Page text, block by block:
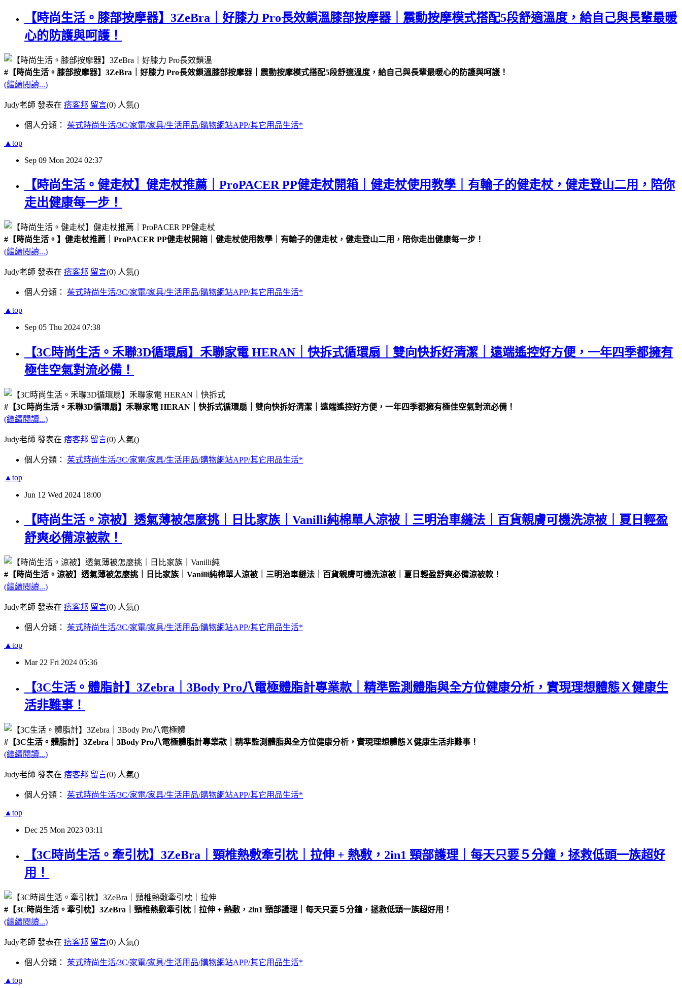
【時尚生活。膝部按摩器】3ZeBra｜好膝力 Pro長效鎖溫膝部按摩器｜震動按摩模式搭配5段舒適溫度，給自己與長輩最暖
心的防護與呵護！
#【時尚生活。膝部按摩器】3ZeBra｜好膝力 Pro長效鎖溫膝部按摩器｜震動按摩模式搭配5段舒適溫度，給自己與長輩最暖心的防護與呵護！
(繼續閱讀...)
Judy老師 發表在 痞客邦 留言(0) 人氣()
個人分類： 茱式時尚生活/3C/家電/家具/生活用品/購物網站APP/其它用品生活*
▲top
Sep 09 Mon 2024 02:37
【時尚生活。健走杖】健走杖推薦｜ProPACER PP健走杖開箱｜健走杖使用教學｜有輪子的健走杖，健走登山二用，陪你
走出健康每一步！
#【時尚生活。】健走杖推薦｜ProPACER PP健走杖開箱｜健走杖使用教學｜有輪子的健走杖，健走登山二用，陪你走出健康每一步！
(繼續閱讀...)
Judy老師 發表在 痞客邦 留言(0) 人氣()
個人分類： 茱式時尚生活/3C/家電/家具/生活用品/購物網站APP/其它用品生活*
▲top
Sep 05 Thu 2024 07:38
【3C時尚生活。禾聯3D循環扇】禾聯家電 HERAN｜快拆式循環扇｜雙向快拆好清潔｜遠端遙控好方便，一年四季都擁有
極佳空氣對流必備！
#【3C時尚生活。禾聯3D循環扇】禾聯家電 HERAN｜快拆式循環扇｜雙向快拆好清潔｜遠端遙控好方便，一年四季都擁有極佳空氣對流必備！
(繼續閱讀...)
Judy老師 發表在 痞客邦 留言(0) 人氣()
個人分類： 茱式時尚生活/3C/家電/家具/生活用品/購物網站APP/其它用品生活*
▲top
Jun 12 Wed 2024 18:00
【時尚生活。涼被】透氣薄被怎麼挑｜日比家族｜Vanilli純棉單人涼被｜三明治車縫法｜百貨親膚可機洗涼被｜夏日輕盈
舒爽必備涼被款！
#【時尚生活。涼被】透氣薄被怎麼挑｜日比家族｜Vanilli純棉單人涼被｜三明治車縫法｜百貨親膚可機洗涼被｜夏日輕盈舒爽必備涼被款！
(繼續閱讀...)
Judy老師 發表在 痞客邦 留言(0) 人氣()
個人分類： 茱式時尚生活/3C/家電/家具/生活用品/購物網站APP/其它用品生活*
▲top
Mar 22 Fri 2024 05:36
【3C生活。體脂計】3Zebra｜3Body Pro八電極體脂計專業款｜精準監測體脂與全方位健康分析，實現理想體態Ｘ健康生
活非難事！
#【3C生活。體脂計】3Zebra｜3Body Pro八電極體脂計專業款｜精準監測體脂與全方位健康分析，實現理想體態Ｘ健康生活非難事！
(繼續閱讀...)
Judy老師 發表在 痞客邦 留言(0) 人氣()
個人分類： 茱式時尚生活/3C/家電/家具/生活用品/購物網站APP/其它用品生活*
▲top
Dec 25 Mon 2023 03:11
【3C時尚生活。牽引枕】3ZeBra｜頸椎熱敷牽引枕｜拉伸 + 熱敷，2in1 頸部護理｜每天只要５分鐘，拯救低頭一族超好
用！
#【3C時尚生活。牽引枕】3ZeBra｜頸椎熱敷牽引枕｜拉伸 + 熱敷，2in1 頸部護理｜每天只要５分鐘，拯救低頭一族超好用！
(繼續閱讀...)
Judy老師 發表在 痞客邦 留言(0) 人氣()
個人分類： 茱式時尚生活/3C/家電/家具/生活用品/購物網站APP/其它用品生活*
▲top